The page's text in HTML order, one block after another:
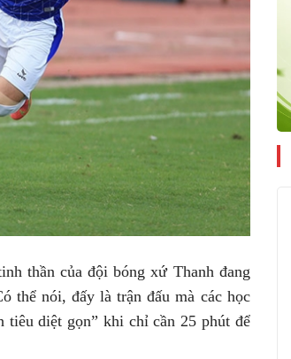
thần của đội bóng xứ Thanh đang
thể nói, đấy là trận đấu mà các học
tiêu diệt gọn” khi chỉ cần 25 phút để